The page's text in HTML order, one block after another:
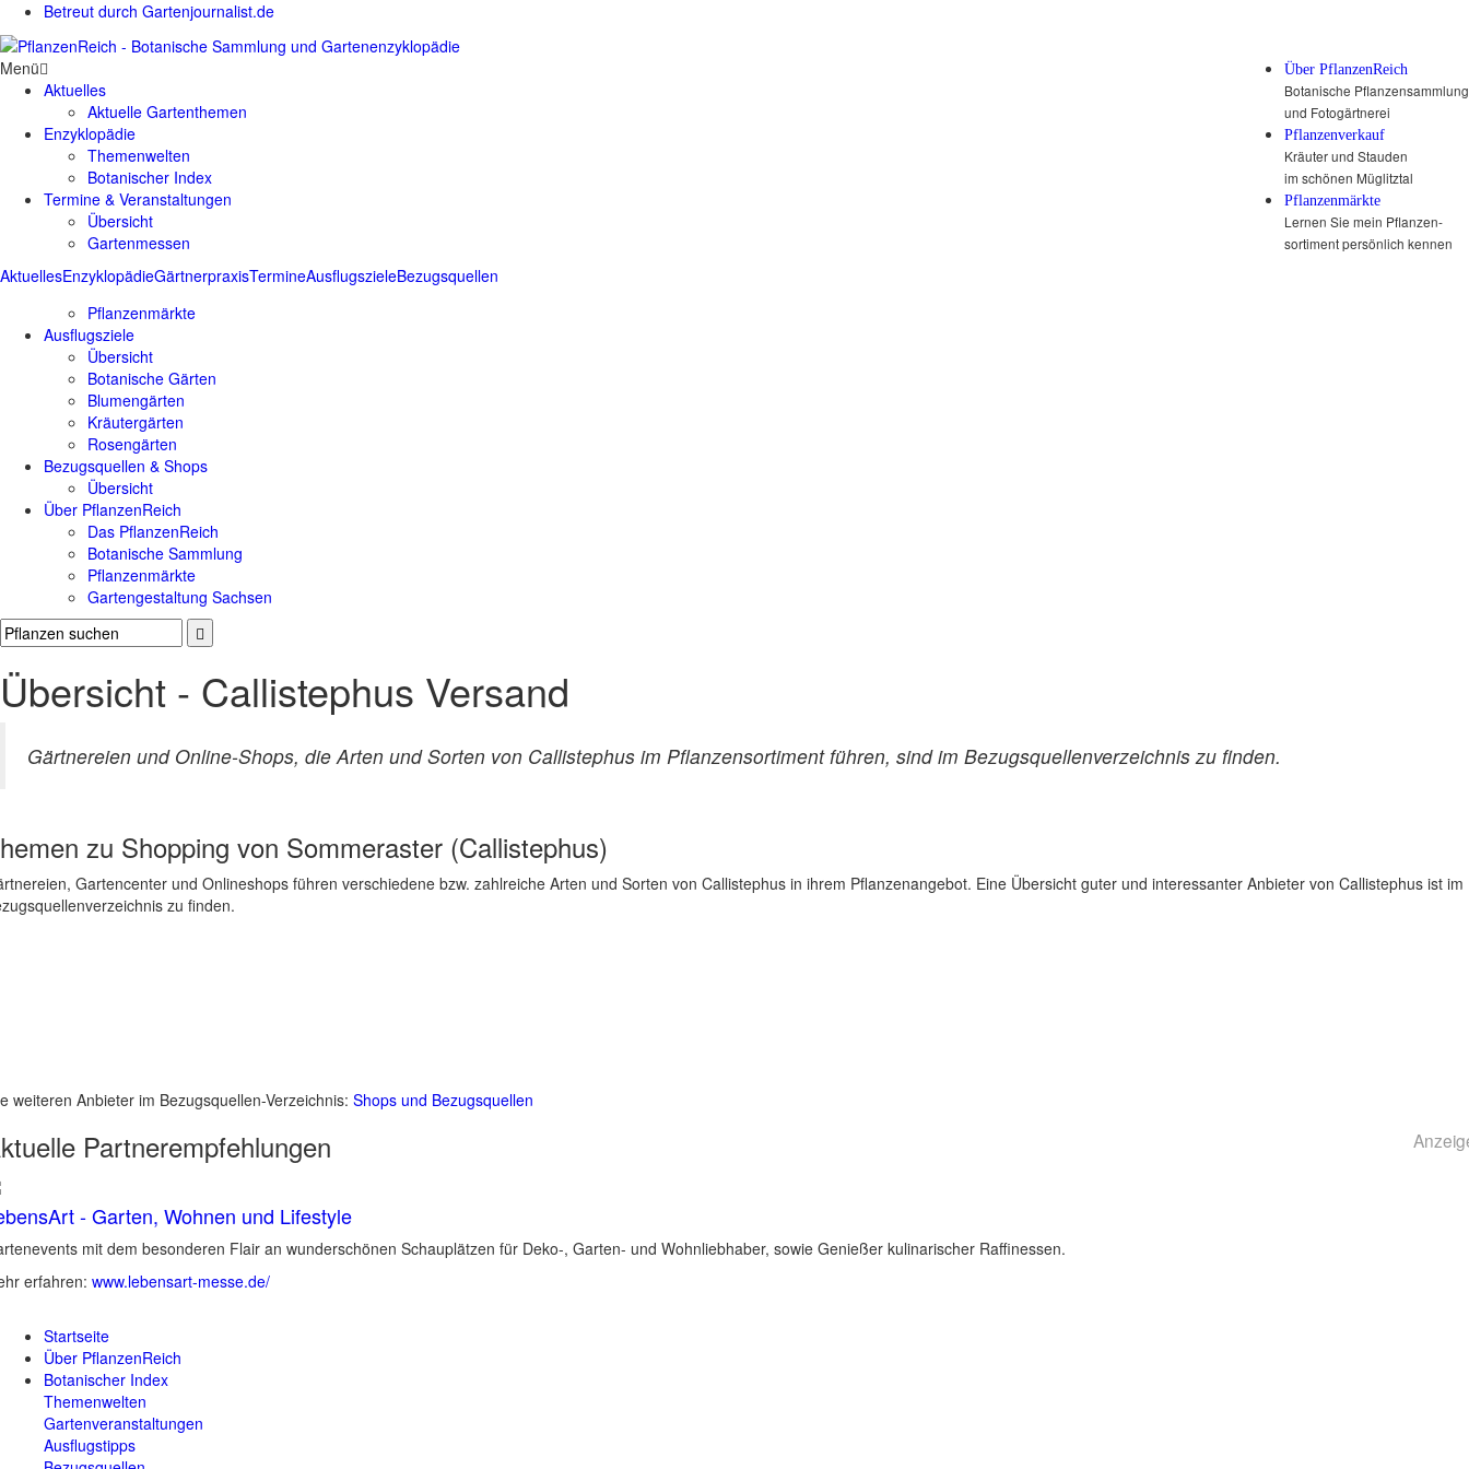
Betreut durch Gartenjournalist.de
Über PflanzenReich
Botanische Pflanzensammlung
und Fotogärtnerei
Pflanzenverkauf
Kräuter und Stauden
im schönen Müglitztal
Pflanzenmärkte
Lernen Sie mein Pflanzen-
sortiment persönlich kennen
AktuellesEnzyklopädieGärtnerpraxisTermineAusflugszieleBezugsquellen
Menü
Aktuelles
Aktuelle Gartenthemen
Enzyklopädie
Themenwelten
Botanischer Index
Termine & Veranstaltungen
Übersicht
Gartenmessen
Pflanzenmärkte
Ausflugsziele
Übersicht
Botanische Gärten
Blumengärten
Kräutergärten
Rosengärten
Bezugsquellen & Shops
Übersicht
Über PflanzenReich
Das PflanzenReich
Botanische Sammlung
Pflanzenmärkte
Gartengestaltung Sachsen
Übersicht - Callistephus Versand
Gärtnereien und Online-Shops, die Arten und Sorten von Callistephus im Pflanzensortiment führen, sind im Bezugsquellenverzeichnis zu finden.
zu Shopping von Sommeraster (Callistephus)
Gartencenter und Onlineshops führen verschiedene bzw. zahlreiche Arten und Sorten von Callistephus in ihrem Pflanzenangebot. Eine Übersicht guter und interessanter Anbieter von Callistephus ist im
zu finden.
weiteren Anbieter im Bezugsquellen-Verzeichnis: Shops und Bezugsquellen
Partnerempfehlungen
- Garten, Wohnen und Lifestyle
mit dem besonderen Flair an wunderschönen Schauplätzen für Deko-, Garten- und Wohnliebhaber, sowie Genießer kulinarischer Raffinessen.
erfahren: www.lebensart-messe.de/
Startseite
Über PflanzenReich
Botanischer Index
Themenwelten
Gartenveranstaltungen
Ausflugstipps